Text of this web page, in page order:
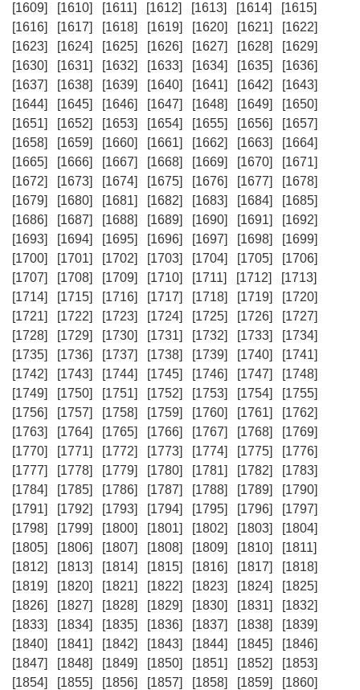
[1609]
[1610] [1611] [1612] [1613] [1614]
[1615]
[1616]
[1617] [1618] [1619] [1620] [1621]
[1622]
[1623]
[1624] [1625] [1626] [1627] [1628]
[1629]
[1630]
[1631] [1632] [1633] [1634] [1635]
[1636]
[1637]
[1638] [1639] [1640] [1641] [1642]
[1643]
[1644]
[1645] [1646] [1647] [1648] [1649]
[1650]
[1651]
[1652] [1653] [1654] [1655] [1656]
[1657]
[1658]
[1659] [1660] [1661] [1662] [1663]
[1664]
[1665]
[1666] [1667] [1668] [1669] [1670]
[1671]
[1672]
[1673] [1674] [1675] [1676] [1677]
[1678]
[1679]
[1680] [1681] [1682] [1683] [1684]
[1685]
[1686]
[1687] [1688] [1689] [1690] [1691]
[1692]
[1693]
[1694] [1695] [1696] [1697] [1698]
[1699]
[1700]
[1701] [1702] [1703] [1704] [1705]
[1706]
[1707]
[1708] [1709] [1710] [1711] [1712]
[1713]
[1714]
[1715] [1716] [1717] [1718] [1719]
[1720]
[1721]
[1722] [1723] [1724] [1725] [1726]
[1727]
[1728]
[1729] [1730] [1731] [1732] [1733]
[1734]
[1735]
[1736] [1737] [1738] [1739] [1740]
[1741]
[1742]
[1743] [1744] [1745] [1746] [1747]
[1748]
[1749]
[1750] [1751] [1752] [1753] [1754]
[1755]
[1756]
[1757] [1758] [1759] [1760] [1761]
[1762]
[1763]
[1764] [1765] [1766] [1767] [1768]
[1769]
[1770]
[1771] [1772] [1773] [1774] [1775]
[1776]
[1777]
[1778] [1779] [1780] [1781] [1782]
[1783]
[1784]
[1785] [1786] [1787] [1788] [1789]
[1790]
[1791]
[1792] [1793] [1794] [1795] [1796]
[1797]
[1798]
[1799] [1800] [1801] [1802] [1803]
[1804]
[1805]
[1806] [1807] [1808] [1809] [1810]
[1811]
[1812]
[1813] [1814] [1815] [1816] [1817]
[1818]
[1819]
[1820] [1821] [1822] [1823] [1824]
[1825]
[1826]
[1827] [1828] [1829] [1830] [1831]
[1832]
[1833]
[1834] [1835] [1836] [1837] [1838]
[1839]
[1840]
[1841] [1842] [1843] [1844] [1845]
[1846]
[1847]
[1848] [1849] [1850] [1851] [1852]
[1853]
[1854]
[1855] [1856] [1857] [1858] [1859]
[1860]